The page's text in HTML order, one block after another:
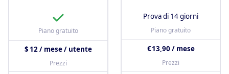
Piano gratuito
$ 12 / mese / utente
Prezzi
Prova di 14 giorni
Piano gratuito
€ 13,90 / mese
Prezzi